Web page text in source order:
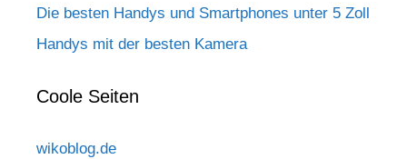
Die besten Handys und Smartphones unter 5 Zoll
Handys mit der besten Kamera
Coole Seiten
wikoblog.de